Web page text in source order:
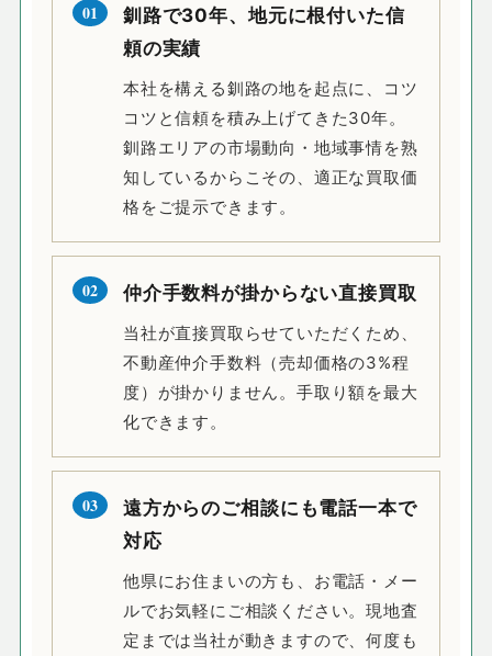
01
釧路で30年、地元に根付いた信
頼の実績
本社を構える釧路の地を起点に、コツ
コツと信頼を積み上げてきた30年。
釧路エリアの市場動向・地域事情を熟
知しているからこその、適正な買取価
格をご提示できます。
02 仲介手数料が掛からない直接買取
当社が直接買取らせていただくため、
不動産仲介手数料（売却価格の3%程
度）が掛かりません。手取り額を最大
化できます。
03
遠方からのご相談にも電話一本で
対応
他県にお住まいの方も、お電話・メー
ルでお気軽にご相談ください。現地査
定までは当社が動きますので、何度も